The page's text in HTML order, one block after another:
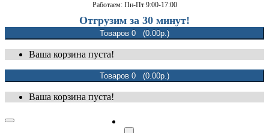
Работаем: Пн-Пт 9:00-17:00
Отгрузим за 30 минут!
Товаров 0 (0.00р.)
Ваша корзина пуста!
Товаров 0 (0.00р.)
Ваша корзина пуста!